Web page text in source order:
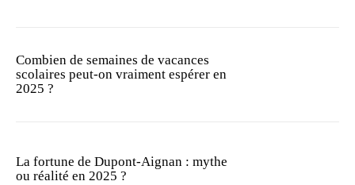
Combien de semaines de vacances
scolaires peut-on vraiment espérer en
2025 ?
La fortune de Dupont-Aignan : mythe
ou réalité en 2025 ?